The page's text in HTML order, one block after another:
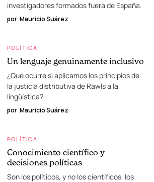
investigadores formados fuera de España.
por Mauricio Suárez
POLÍTICA
Un lenguaje genuinamente inclusivo
¿Qué ocurre si aplicamos los principios de
la justicia distributiva de Rawls a la
lingüística?
por Mauricio Suárez
POLÍTICA
Conocimiento científico y
decisiones políticas
Son los políticos, y no los científicos, los